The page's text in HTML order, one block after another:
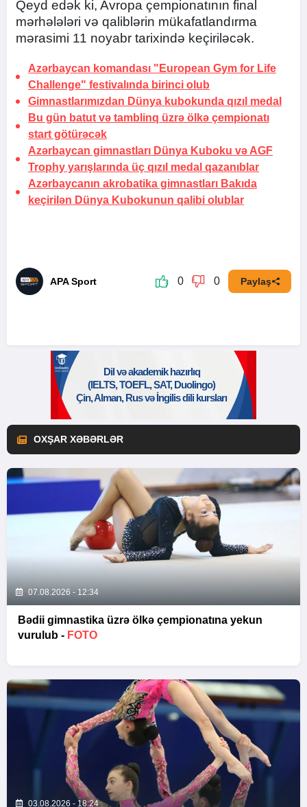
Qeyd edək ki, Avropa çempionatının final
mərhələləri və qaliblərin mükafatlandırma
mərasimi 11 noyabr tarixində keçiriləcək.
Azərbaycan komandası "European Gym for Life
Challenge" festivalında birinci olub
Gimnastlarımızdan Dünya kubokunda qızıl medal
Bu gün batut və tamblinq üzrə ölkə çempionatı
start götürəcək
Azərbaycan gimnastları Dünya Kuboku və AGF
Trophy yarışlarında üç qızıl medal qazanıblar
Azərbaycanın akrobatika gimnastları Bakıda
keçirilən Dünya Kubokunun qalibi olublar
APA Sport 0 0 Paylaş
OXŞAR XƏBƏRLƏR
07.08.2026 - 12:34
Bədii gimnastika üzrə ölkə çempionatına yekun
vurulub - FOTO
03.08.2026 - 18:24